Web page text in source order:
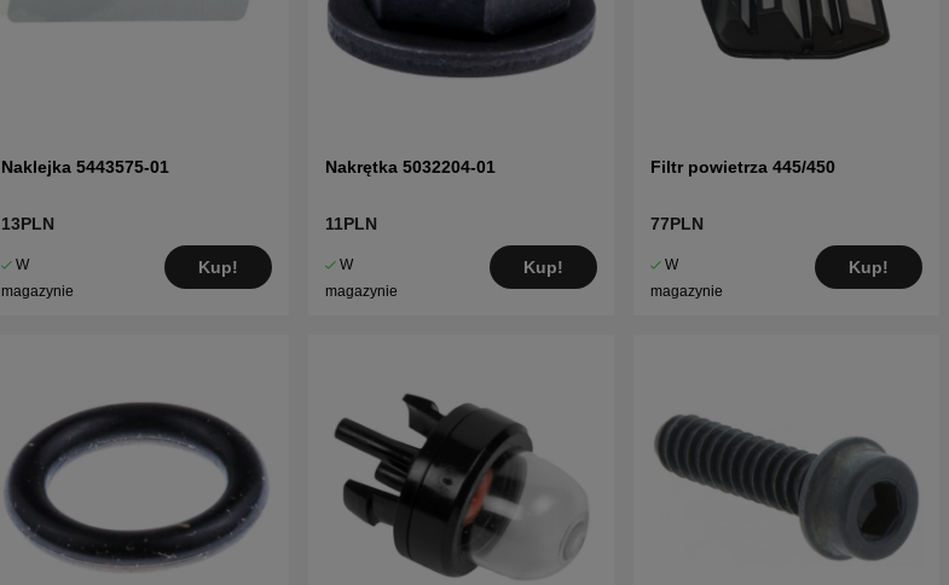
Naklejka 5443575-01
13PLN
W
magazynie
Kup!
Nakrętka 5032204-01
11PLN
W
magazynie
Kup!
Filtr powietrza 445/450
77PLN
W
magazynie
Kup!